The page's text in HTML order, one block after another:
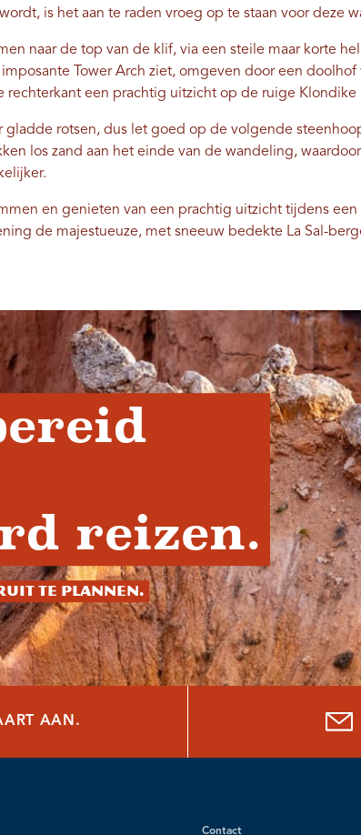
is het aan te raden vroeg op te staan ​​voor deze
naar de top van de klif, via een steile maar korte
Tower Arch ziet, omgeven door een doolhof
rechterkant een prachtig uitzicht op de ruige Klondike
gladde rotsen, dus let goed op de volgende
los zand aan het einde van de wandeling,
en genieten van een prachtig uitzicht tijdens
de majestueuze, met sneeuw bedekte La Sal-
reizen.
te plannen.
AAN.
Contact